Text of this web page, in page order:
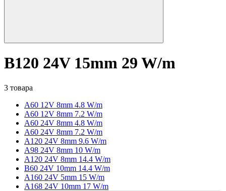
B120 24V 15mm 29 W/m
3 товара
A60 12V 8mm 4.8 W/m
A60 12V 8mm 7.2 W/m
A60 24V 8mm 4.8 W/m
A60 24V 8mm 7.2 W/m
A120 24V 8mm 9.6 W/m
A98 24V 8mm 10 W/m
A120 24V 8mm 14.4 W/m
B60 24V 10mm 14.4 W/m
A160 24V 5mm 15 W/m
A168 24V 10mm 17 W/m